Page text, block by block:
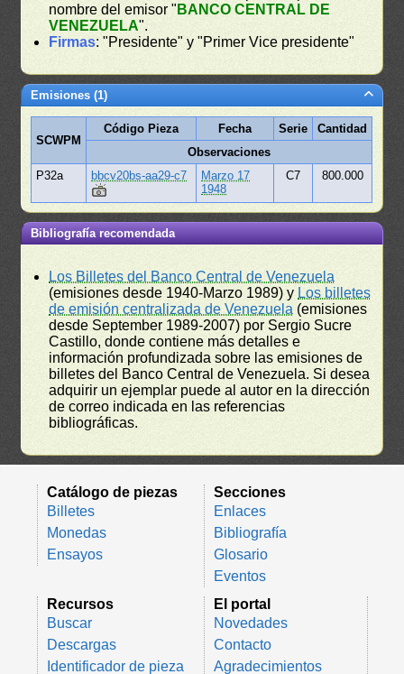
nombre del emisor " BANCO CENTRAL DE
VENEZUELA".
Firmas: "Presidente" y "Primer Vice presidente"
Emisiones (1)
SCWPM
Código Pieza Fecha Serie
Cantidad
Observaciones
P32a
bbcv20bs-aa29-c7
Marzo 17
1948
C7 800.000
Bibliografía recomendada
Los Billetes del Banco Central de Venezuela
(emisiones desde 1940-Marzo 1989) y Los billetes
de emisión centralizada de Venezuela (emisiones
desde September 1989-2007) por Sergio Sucre
Castillo, donde contiene más detalles e
información profundizada sobre las emisiones de
billetes del Banco Central de Venezuela. Si desea
adquirir un ejemplar puede al autor en la dirección
de correo indicada en las referencias
bibliográficas.
Catálogo de piezas
Billetes
Monedas
Ensayos
Secciones
Enlaces
Bibliografía
Glosario
Eventos
Recursos
Buscar
Descargas
Identificador de pieza
El portal
Novedades
Contacto
Agradecimientos